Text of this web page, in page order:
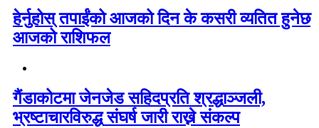
हेर्नुहोस् तपाईंको आजको दिन के कसरी व्यतित हुनेछ
आजको राशिफल
गैंडाकोटमा जेनजेड सहिदप्रति श्रद्धाञ्जली,
भ्रष्टाचारविरुद्ध संघर्ष जारी राख्ने संकल्प